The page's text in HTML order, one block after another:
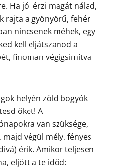
Ha jól érzi magát nálad,
rajta a gyönyörű, fehér
nincsenek méhek, egy
kell eljátszanod a
finoman végigsimítva
helyén zöld bogyók
őket! A
van szüksége,
végül mély, fényes
érik. Amikor teljesen
eljött a te időd: